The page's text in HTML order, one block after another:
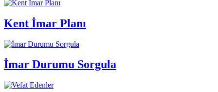
Kent İmar Planı
İmar Durumu Sorgula